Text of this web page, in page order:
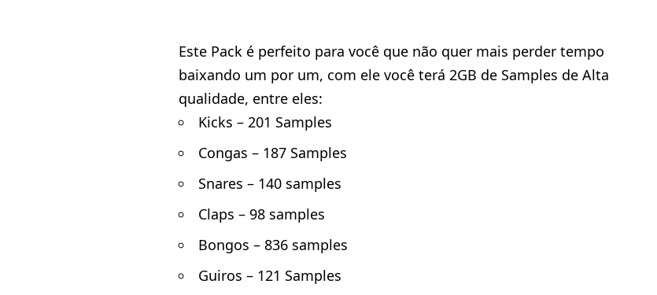
Este Pack é perfeito para você que não quer mais perder tempo
baixando um por um, com ele você terá 2GB de Samples de Alta
qualidade, entre eles:
Kicks – 201 Samples
Congas – 187 Samples
Snares – 140 samples
Claps – 98 samples
Bongos – 836 samples
Guiros – 121 Samples